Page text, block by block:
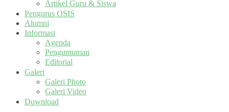
Artikel Guru & Siswa
Pengurus OSIS
Alumni
Informasi
Agenda
Pengumuman
Editorial
Galeri
Galeri Photo
Galeri Video
Download